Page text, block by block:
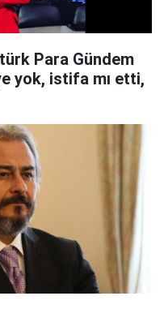
Para Gündem
yok, istifa mı etti,